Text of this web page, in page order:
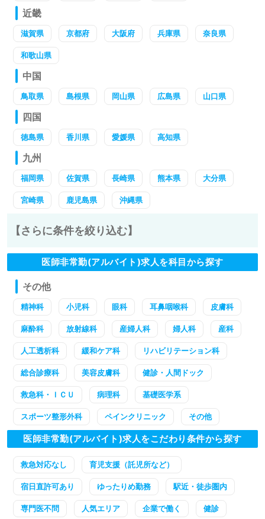
近畿
滋賀県 京都府 大阪府 兵庫県 奈良県
和歌山県
中国
鳥取県 島根県 岡山県 広島県 山口県
四国
徳島県 香川県 愛媛県 高知県
九州
福岡県 佐賀県 長崎県 熊本県 大分県
宮崎県 鹿児島県 沖縄県
【さらに条件を絞り込む】
医師非常勤(アルバイト)求人を科目から探す
その他
精神科 小児科 眼科 耳鼻咽喉科 皮膚科
麻酔科 放射線科 産婦人科 婦人科 産科
人工透析科 緩和ケア科 リハビリテーション科
総合診療科 美容皮膚科 健診・人間ドック
救急科・ＩＣＵ 病理科 基礎医学系
スポーツ整形外科 ペインクリニック その他
医師非常勤(アルバイト)求人をこだわり条件から探す
救急対応なし 育児支援（託児所など）
宿日直許可あり ゆったりめ勤務 駅近・徒歩圏内
専門医不問 人気エリア 企業で働く 健診